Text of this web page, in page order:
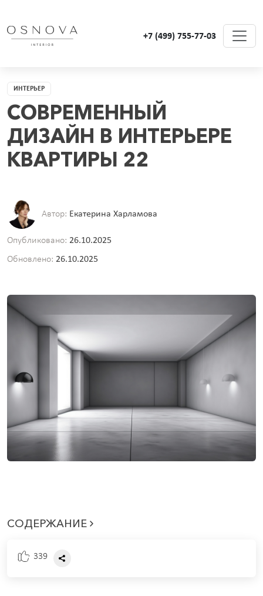
+7 (499) 755-77-03
ИНТЕРЬЕР
СОВРЕМЕННЫЙ
ДИЗАЙН В ИНТЕРЬЕРЕ
КВАРТИРЫ 22
Автор: Екатерина Харламова
Опубликовано: 26.10.2025
Обновлено: 26.10.2025
СОДЕРЖАНИЕ
339